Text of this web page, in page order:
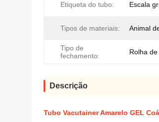
Etiqueta do tubo: Escala
Tipos de materiais: Animal
Tipo de
fechamento:
Rolha
Descrição
Tubo Vacutainer Amarelo GEL